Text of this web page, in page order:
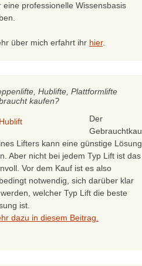
eine professionelle Wissensbasis
über mich erfahrt ihr hier.
Hublifte, Plattformlifte
kaufen?
Der
Gebrauchtkau
Lifters kann eine günstige Lösung
Aber nicht bei jedem Typ Lift ist das
Vor dem Kauf ist es also
notwendig, sich darüber klar
welcher Typ Lift die beste
ist.
dazu in diesem Beitrag.